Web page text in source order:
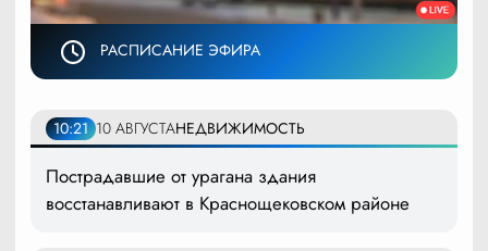
РАСПИСАНИЕ ЭФИРА
10:21 10 АВГУСТАНЕДВИЖИМОСТЬ
Пострадавшие от урагана здания
восстанавливают в Краснощековском районе